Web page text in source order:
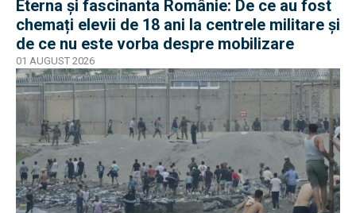
Eterna și fascinanta Românie: De ce au fost
chemați elevii de 18 ani la centrele militare și
de ce nu este vorba despre mobilizare
01 AUGUST 2026